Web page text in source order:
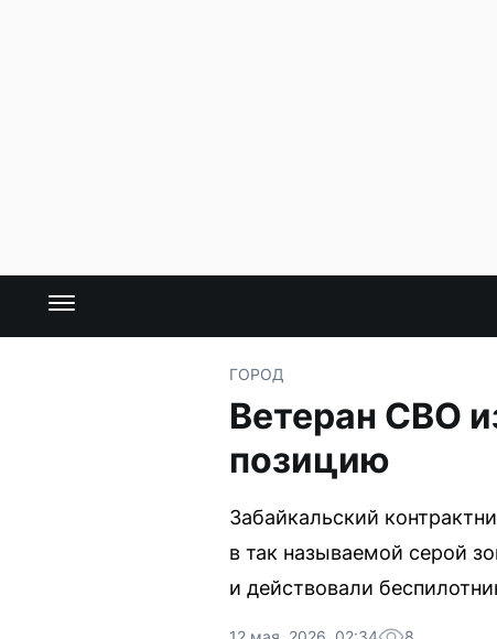
ГОРОД
Ветеран СВО
позицию
Забайкальский
в так называемой серой
и действовали